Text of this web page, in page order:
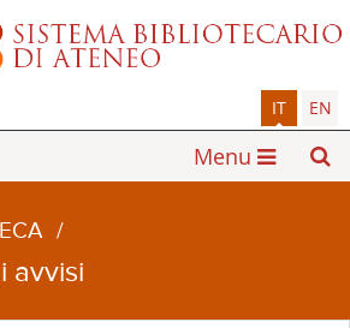
IT EN
Menu
/
avvisi